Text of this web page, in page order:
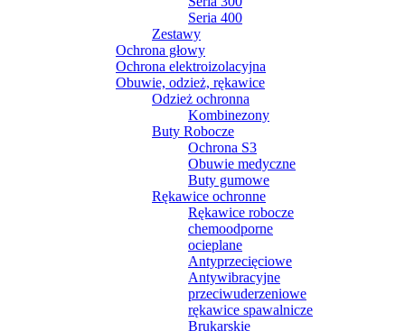
Seria 400
Zestawy
Ochrona głowy
Ochrona elektroizolacyjna
Obuwie, odzież, rękawice
Odzież ochronna
Kombinezony
Buty Robocze
Ochrona S3
Obuwie medyczne
Buty gumowe
Rękawice ochronne
Rękawice robocze
chemoodporne
ocieplane
Antyprzecięciowe
Antywibracyjne
przeciwuderzeniowe
rękawice spawalnicze
Brukarskie